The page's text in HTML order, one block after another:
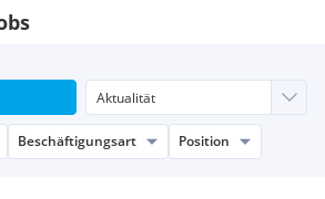
Beschäftigungsart Position